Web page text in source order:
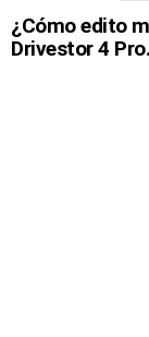
¿Cómo edito
Drivestor 4